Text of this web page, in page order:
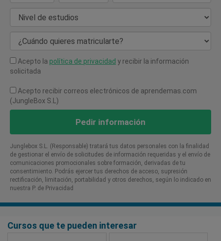
Nivel de estudios
¿Cuándo quieres matricularte?
Acepto la política de privacidad y recibir la información
solicitada
Acepto recibir correos electrónicos de aprendemas.com
(JungleBox S.L)
Pedir información
Junglebox S.L. (Responsable) tratará tus datos personales con la finalidad
de gestionar el envío de solicitudes de información requeridas y el envío de
comunicaciones promocionales sobre formación, derivadas de tu
consentimiento. Podrás ejercer tus derechos de acceso, supresión
rectificación, limitación, portabilidad y otros derechos, según lo indicado en
nuestra P. de Privacidad​
Cursos que te pueden interesar